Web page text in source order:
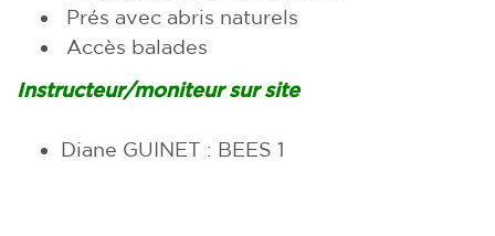
Prés avec abris naturels
Accès balades
Instructeur/moniteur sur site
Diane GUINET : BEES 1